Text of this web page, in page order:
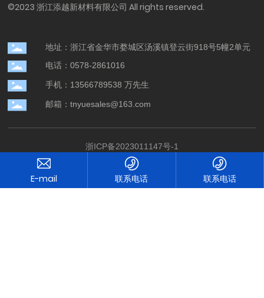
©2023 浙江添越新材料有限公司 All rights reserved.
地址：浙江省金华市婺城区汤溪镇登云街918号5幢2单元
电话：0578-2861016
手机：13566789538 万先生
邮箱：tnyuesales@163.com
浙ICP备2023011147号-1
网站建设：中企跨境
营业执照
联系电话 联系电话